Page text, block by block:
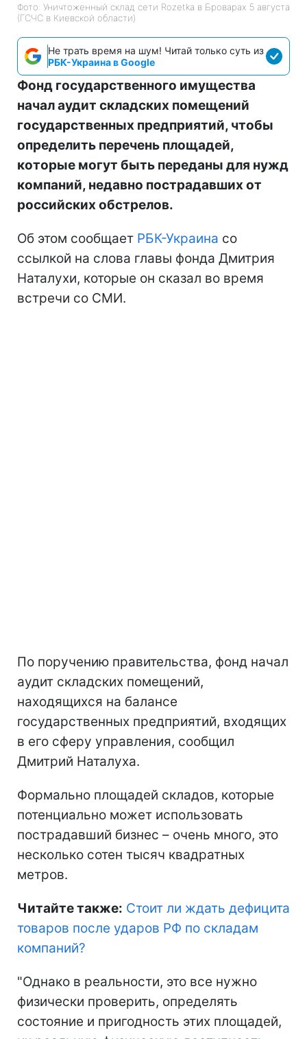
Фото: Уничтоженный склад сети Rozetka в Броварах 5 августа
(ГСЧС в Киевской области)
Не трать время на шум! Читай только суть из
РБК-Украина в Google
Фонд государственного имущества
начал аудит складских помещений
государственных предприятий, чтобы
определить перечень площадей,
которые могут быть переданы для нужд
компаний, недавно пострадавших от
российских обстрелов.
Об этом сообщает РБК-Украина со
ссылкой на слова главы фонда Дмитрия
Наталухи, которые он сказал во время
встречи со СМИ.
По поручению правительства, фонд начал
аудит складских помещений,
находящихся на балансе
государственных предприятий, входящих
в его сферу управления, сообщил
Дмитрий Наталуха.
Формально площадей складов, которые
потенциально может использовать
пострадавший бизнес – очень много, это
несколько сотен тысяч квадратных
метров.
Читайте также: Стоит ли ждать дефицита
товаров после ударов РФ по складам
компаний?
"Однако в реальности, это все нужно
физически проверить, определять
состояние и пригодность этих площадей,